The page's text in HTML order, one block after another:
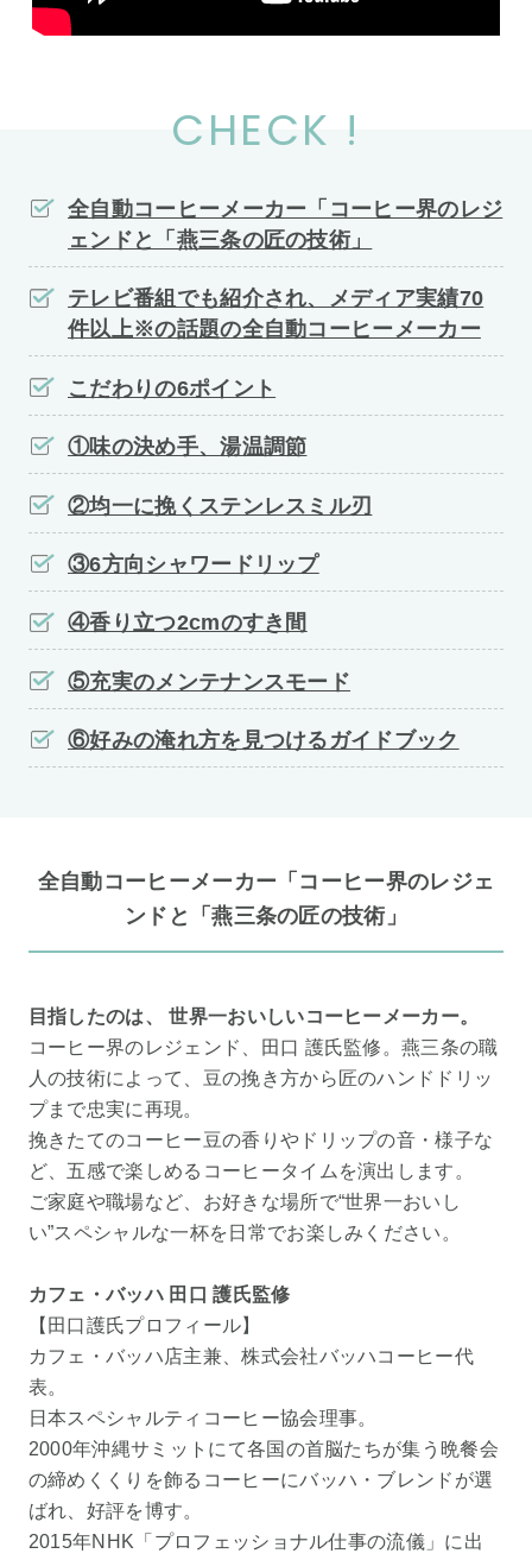
CHECK !
全自動コーヒーメーカー「コーヒー界のレジ
ェンドと「燕三条の匠の技術」
テレビ番組でも紹介され、メディア実績70
件以上※の話題の全自動コーヒーメーカー
こだわりの6ポイント
①味の決め手、湯温調節
②均一に挽くステンレスミル刃
③6方向シャワードリップ
④香り立つ2cmのすき間
⑤充実のメンテナンスモード
⑥好みの淹れ方を見つけるガイドブック
全自動コーヒーメーカー「コーヒー界のレジェ
ンドと「燕三条の匠の技術」
目指したのは、 世界一おいしいコーヒーメーカー。
コーヒー界のレジェンド、田口 護氏監修。燕三条の職
人の技術によって、豆の挽き方から匠のハンドドリッ
プまで忠実に再現。
挽きたてのコーヒー豆の香りやドリップの音・様子な
ど、五感で楽しめるコーヒータイムを演出します。
ご家庭や職場など、お好きな場所で“世界一おいし
い”スペシャルな一杯を日常でお楽しみください。
カフェ・バッハ 田口 護氏監修
【田口護氏プロフィール】
カフェ・バッハ店主兼、株式会社バッハコーヒー代
表。
日本スペシャルティコーヒー協会理事。
2000年沖縄サミットにて各国の首脳たちが集う晩餐会
の締めくくりを飾るコーヒーにバッハ・ブレンドが選
ばれ、好評を博す。
2015年NHK「プロフェッショナル仕事の流儀」に出